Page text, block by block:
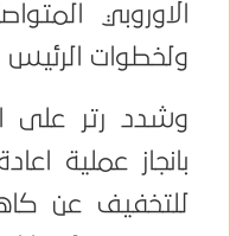
الاوروبي
ولخطوات
وشدد رتر على
بانجاز عملية
للتخفيف عن